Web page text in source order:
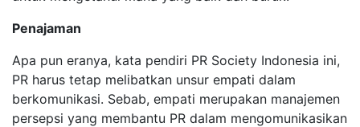
Penajaman
Apa pun eranya, kata pendiri PR Society Indonesia ini,
PR harus tetap melibatkan unsur empati dalam
berkomunikasi. Sebab, empati merupakan manajemen
persepsi yang membantu PR dalam mengomunikasikan